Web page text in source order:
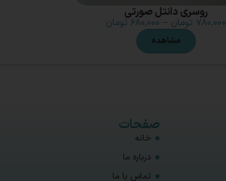
روسری دانتل صورتی
۷۸۰,۰۰۰ تومان – ۶۸۰,۰۰۰ تومان
مشاهده
صفحات
خانه
درباره ما
تماس با ما